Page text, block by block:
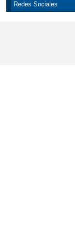
Redes Sociales